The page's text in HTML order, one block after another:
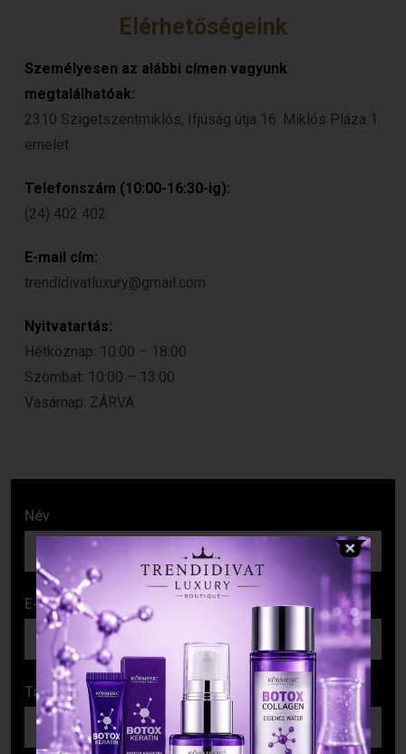
Név
E-mail cím
Tárgy
Elérhetőségeink
Személyesen az alábbi címen vagyunk
megtalálhatóak:
2310 Szigetszentmiklós, Ifjúság útja 16. Miklós Pláza 1.
emelet
Telefonszám (10:00-16:30-ig):
(24) 402 402
E-mail cím:
trendidivatluxury@gmail.com
Nyitvatartás:
Hétköznap: 10:00 – 18:00
Szombat: 10:00 – 13:00
Vasárnap: ZÁRVA